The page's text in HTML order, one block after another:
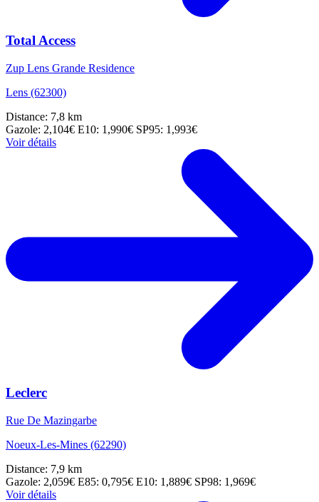
Total Access
Zup Lens Grande Residence
Lens (62300)
Distance: 7,8 km
Gazole: 2,104€ E10: 1,990€ SP95: 1,993€
Voir détails
Leclerc
Rue De Mazingarbe
Noeux-Les-Mines (62290)
Distance: 7,9 km
Gazole: 2,059€ E85: 0,795€ E10: 1,889€ SP98: 1,969€
Voir détails